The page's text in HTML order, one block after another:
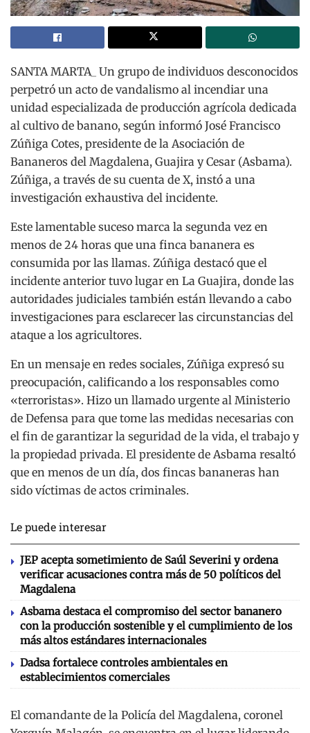
SANTA MARTA_ Un grupo de individuos desconocidos
perpetró un acto de vandalismo al incendiar una
unidad especializada de producción agrícola dedicada
al cultivo de banano, según informó José Francisco
Zúñiga Cotes, presidente de la Asociación de
Bananeros del Magdalena, Guajira y Cesar (Asbama).
Zúñiga, a través de su cuenta de X, instó a una
investigación exhaustiva del incidente.
Este lamentable suceso marca la segunda vez en
menos de 24 horas que una finca bananera es
consumida por las llamas. Zúñiga destacó que el
incidente anterior tuvo lugar en La Guajira, donde las
autoridades judiciales también están llevando a cabo
investigaciones para esclarecer las circunstancias del
ataque a los agricultores.
En un mensaje en redes sociales, Zúñiga expresó su
preocupación, calificando a los responsables como
«terroristas». Hizo un llamado urgente al Ministerio
de Defensa para que tome las medidas necesarias con
el fin de garantizar la seguridad de la vida, el trabajo y
la propiedad privada. El presidente de Asbama resaltó
que en menos de un día, dos fincas bananeras han
sido víctimas de actos criminales.
Le puede interesar
JEP acepta sometimiento de Saúl Severini y ordena
verificar acusaciones contra más de 50 políticos del
Magdalena
Asbama destaca el compromiso del sector bananero
con la producción sostenible y el cumplimiento de los
más altos estándares internacionales
Dadsa fortalece controles ambientales en
establecimientos comerciales
El comandante de la Policía del Magdalena, coronel